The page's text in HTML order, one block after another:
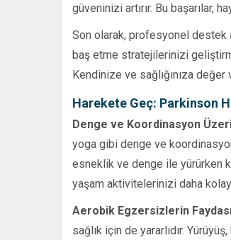
güveninizi artırır. Bu başarılar,
Son olarak, profesyonel destek
baş etme stratejilerinizi
Kendinize ve sağlığınıza değer
Harekete Geç: Parkinson
Denge ve Koordinasyon
yoga gibi denge ve
esneklik ve denge ile yürürken
yaşam aktivitelerinizi daha
Aerobik Egzersizlerin
sağlık için de yararlıdır.